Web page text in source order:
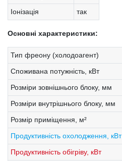
Іонізація
так
Основні характеристики:
Тип фреону (холодоагент)
Споживана потужність, кВт
Розміри зовнішнього блоку, мм
Розміри внутрішнього блоку, мм
Розмір приміщення, м²
Продуктивність охолодження, кВт
Продуктивність обігріву, кВт